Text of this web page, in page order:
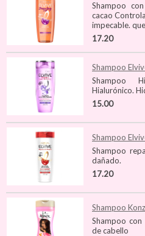
Shampoo
cacao
impecable.
17.20
Shampoo
Shampoo
Hialurónico.
15.00
Shampoo
Shampoo
dañado.
17.20
Shampoo
Shampoo
de cabello